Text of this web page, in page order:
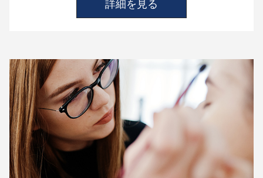
詳細を見る